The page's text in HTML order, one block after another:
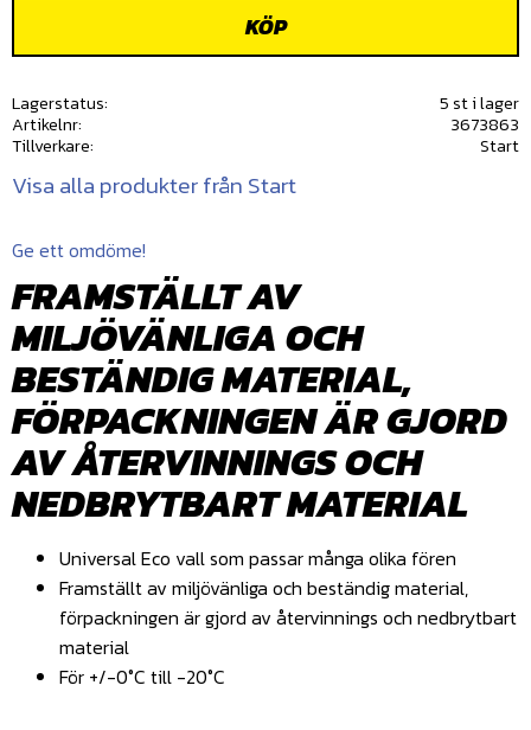
KÖP
Lagerstatus
5 st i lager
Artikelnr
3673863
Tillverkare
Start
Visa alla produkter från Start
Ge ett omdöme!
FRAMSTÄLLT AV
MILJÖVÄNLIGA OCH
BESTÄNDIG MATERIAL,
FÖRPACKNINGEN ÄR GJORD
AV ÅTERVINNINGS OCH
NEDBRYTBART MATERIAL
Universal Eco vall som passar många olika fören
Framställt av miljövänliga och beständig material,
förpackningen är gjord av återvinnings och nedbrytbart
material
För +/-0°C till -20°C